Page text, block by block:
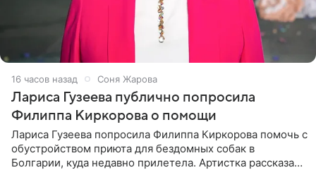
16 часов назад Соня Жарова
Лариса Гузеева публично попросила
Филиппа Киркорова о помощи
Лариса Гузеева попросила Филиппа Киркорова помочь с
обустройством приюта для бездомных собак в
Болгарии, куда недавно прилетела. Артистка рассказала